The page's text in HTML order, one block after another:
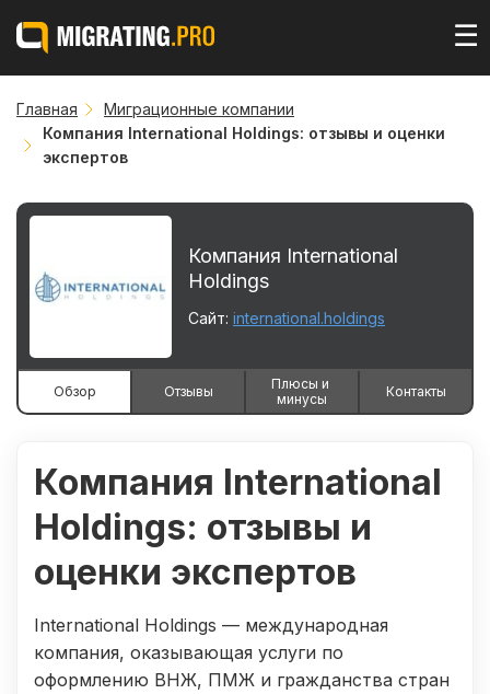
☰
Главная
Миграционные компании
Компания International Holdings: отзывы и оценки
экспертов
Компания International
Holdings
Сайт: international.holdings
Обзор Отзывы
Плюсы и
минусы
Контакты
Компания International
Holdings: отзывы и
оценки экспертов
International Holdings — международная
компания, оказывающая услуги по
оформлению ВНЖ, ПМЖ и гражданства стран